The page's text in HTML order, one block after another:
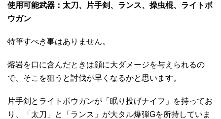
使用可能武器：太刀、片手剣、ランス、操虫棍、ライトボ
ウガン
特筆すべき事はありません。
熔岩を口に含んだときは顔に大ダメージを与えられるの
で、そこを狙うと討伐が早くなるかと思います。
片手剣とライトボウガンが「眠り投げナイフ」を持ってお
り、「太刀」と「ランス」が大タル爆弾Gを所持していま